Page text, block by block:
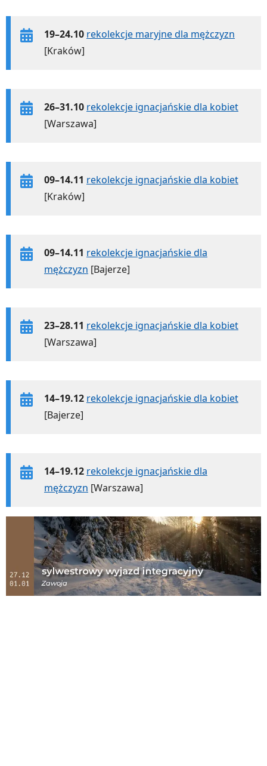
19–24.10 rekolekcje maryjne dla mężczyzn
[Kraków]
26–31.10 rekolekcje ignacjańskie dla kobiet
[Warszawa]
09–14.11 rekolekcje ignacjańskie dla kobiet
[Kraków]
09–14.11 rekolekcje ignacjańskie dla
mężczyzn [Bajerze]
23–28.11 rekolekcje ignacjańskie dla kobiet
[Warszawa]
14–19.12 rekolekcje ignacjańskie dla kobiet
[Bajerze]
14–19.12 rekolekcje ignacjańskie dla
mężczyzn [Warszawa]